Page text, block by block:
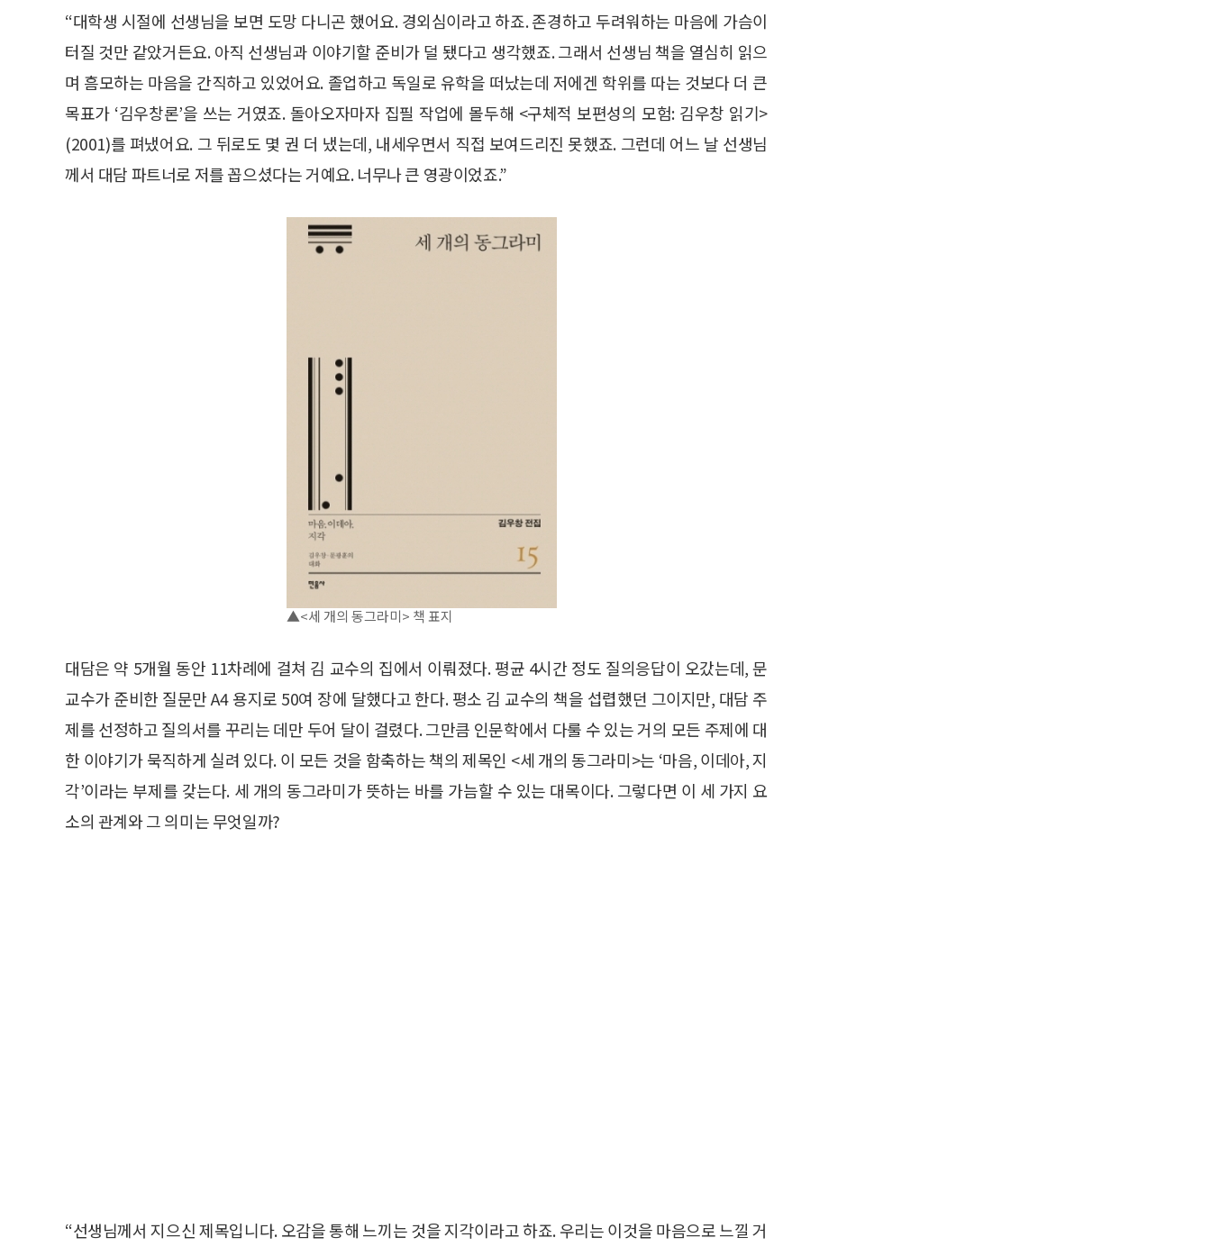
“대학생 시절에 선생님을 보면 도망 다니곤 했어요. 경외심이라고 하죠. 존경하고 두려워하는 마음에 가슴이
터질 것만 같았거든요. 아직 선생님과 이야기할 준비가 덜 됐다고 생각했죠. 그래서 선생님 책을 열심히 읽으
며 흠모하는 마음을 간직하고 있었어요. 졸업하고 독일로 유학을 떠났는데 저에겐 학위를 따는 것보다 더 큰
목표가 ‘김우창론’을 쓰는 거였죠. 돌아오자마자 집필 작업에 몰두해 <구체적 보편성의 모험: 김우창 읽기>
(2001)를 펴냈어요. 그 뒤로도 몇 권 더 냈는데, 내세우면서 직접 보여드리진 못했죠. 그런데 어느 날 선생님
께서 대담 파트너로 저를 꼽으셨다는 거예요. 너무나 큰 영광이었죠.”
▲<세 개의 동그라미> 책 표지
대담은 약 5개월 동안 11차례에 걸쳐 김 교수의 집에서 이뤄졌다. 평균 4시간 정도 질의응답이 오갔는데, 문
교수가 준비한 질문만 A4 용지로 50여 장에 달했다고 한다. 평소 김 교수의 책을 섭렵했던 그이지만, 대담 주
제를 선정하고 질의서를 꾸리는 데만 두어 달이 걸렸다. 그만큼 인문학에서 다룰 수 있는 거의 모든 주제에 대
한 이야기가 묵직하게 실려 있다. 이 모든 것을 함축하는 책의 제목인 <세 개의 동그라미>는 ‘마음, 이데아, 지
각’이라는 부제를 갖는다. 세 개의 동그라미가 뜻하는 바를 가늠할 수 있는 대목이다. 그렇다면 이 세 가지 요
소의 관계와 그 의미는 무엇일까?
“선생님께서 지으신 제목입니다. 오감을 통해 느끼는 것을 지각이라고 하죠. 우리는 이것을 마음으로 느낄 거